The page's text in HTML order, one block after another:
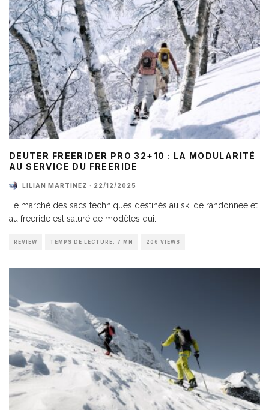
DEUTER FREERIDER PRO 32+10 : LA MODULARITÉ
AU SERVICE DU FREERIDE
LILIAN MARTINEZ · 22/12/2025
Le marché des sacs techniques destinés au ski de randonnée et
au freeride est saturé de modèles qui
REVIEW TEMPS DE LECTURE: 7 MN 206 VIEWS